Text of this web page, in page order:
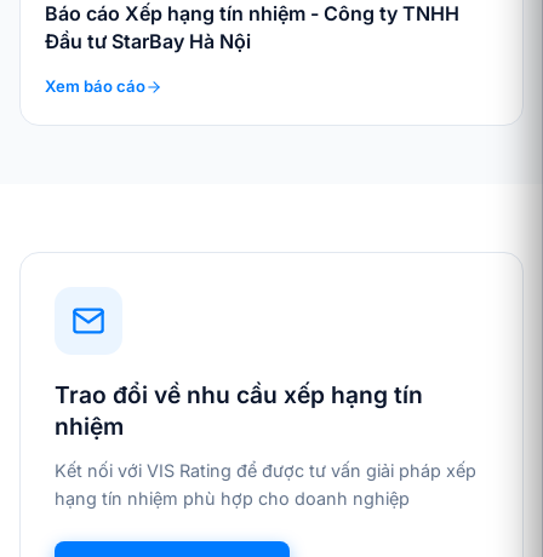
Báo cáo Xếp hạng tín nhiệm - Công ty TNHH
Đầu tư StarBay Hà Nội
Xem báo cáo
Trao đổi về nhu cầu xếp hạng tín
nhiệm
Kết nối với VIS Rating để được tư vấn giải pháp xếp
hạng tín nhiệm phù hợp cho doanh nghiệp